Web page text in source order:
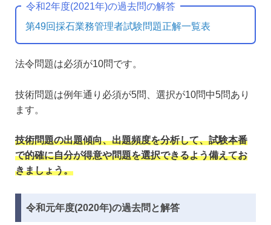
令和2年度(2021年)の過去問の解答
第49回採石業務管理者試験問題正解一覧表
法令問題は必須が10問です。
技術問題は例年通り必須が5問、選択が10問中5問あり
ます。
技術問題の出題傾向、出題頻度を分析して、試験本番
で的確に自分が得意や問題を選択できるよう備えてお
きましょう。
令和元年度(2020年)の過去問と解答